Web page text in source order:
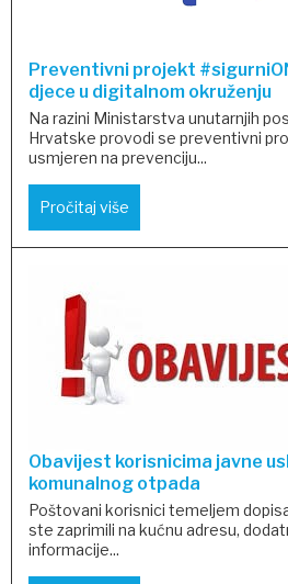
Preventivni projekt
djece u digitalnom okruženju
Na razini Ministarstva unutarnjih
Hrvatske provodi se preventivni
usmjeren na prevenciju...
Pročitaj više
Obavijest korisnicima javne
komunalnog otpada
Poštovani korisnici temeljem
ste zaprimili na kućnu adresu,
informacije...